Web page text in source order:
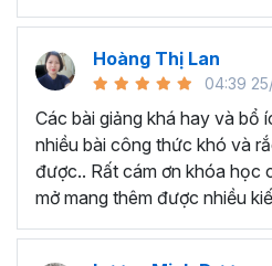
Đặc biệt khiđăng ký khóa
hội nhận ưu đãi sở hữu trọn đời
tác đăng ký khá đơn giản, bạn
KÝ HỌC NGAY khóa học
Nếu có bất cứ thắc mắc nào
EXG02 - Thủ thuật Excel
để kết nối cho Gitiho qua
tư vấn chi tiết nhé.
Hoàng Thị Lan
04:39
Các bài giảng khá hay và bổ
nhiều bài công thức khó và
được.. Rất cám ơn khóa học
mở mang thêm được nhiều